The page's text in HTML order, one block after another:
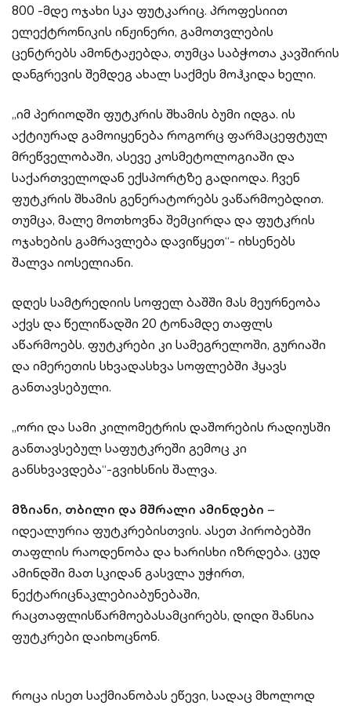
800 -მდე ოჯახი სკა ფუტკარიც. პროფესიით
ელექტრონიკის ინჟინერი, გამოთვლების
ცენტრებს ამონტაჟებდა, თუმცა საბჭოთა კავშირის
დანგრევის შემდეგ ახალ საქმეს მოჰკიდა ხელი.
„იმ პერიოდში ფუტკრის შხამის ბუმი იდგა. ის
აქტიურად გამოიყენება როგორც ფარმაცეფტულ
მრეწველობაში, ასევე კოსმეტოლოგიაში და
საქართველოდან ექსპორტზე გადიოდა. ჩვენ
ფუტკრის შხამის გენერატორებს ვაწარმოებდით.
თუმცა, მალე მოთხოვნა შემცირდა და ფუტკრის
ოჯახების გამრავლება დავიწყეთ“- იხსენებს
შალვა იოსელიანი.
დღეს სამტრედიის სოფელ ბაშში მას მეურნეობა
აქვს და წელიწადში 20 ტონამდე თაფლს
აწარმოებს. ფუტკრები კი სამეგრელოში, გურიაში
და იმერეთის სხვადასხვა სოფლებში ჰყავს
განთავსებული.
„ორი და სამი კილომეტრის დაშორების რადიუსში
განთავსებულ საფუტკრეში გემოც კი
განსხვავდება“-გვიხსნის შალვა.
მზიანი, თბილი და მშრალი ამინდები –
იდეალურია ფუტკრებისთვის. ასეთ პირობებში
თაფლის რაოდენობა და ხარისხი იზრდება. ცუდ
ამინდში მათ სკიდან გასვლა უჭირთ,
ნექტარიცნაკლებიაბუნებაში,
რაცთაფლისწარმოებასამცირებს, დიდი შანსია
ფუტკრები დაიხოცნონ.
როცა ისეთ საქმიანობას ეწევი, სადაც მხოლოდ